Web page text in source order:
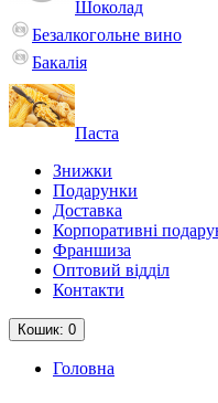
Шоколад
Безалкогольне вино
Бакалія
Паста
Знижки
Подарунки
Доставка
Корпоративні
Франшиза
Оптовий відділ
Контакти
Кошик: 0
Головна